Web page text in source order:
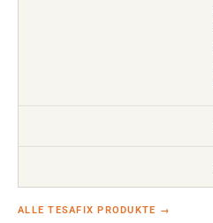
ALLE TESAFIX PRODUKTE →